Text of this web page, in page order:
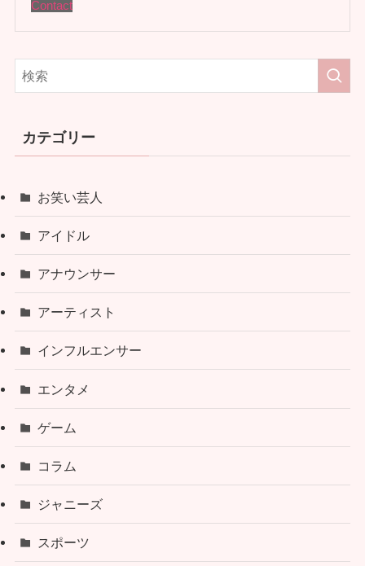
Contact
カテゴリー
お笑い芸人
アイドル
アナウンサー
アーティスト
インフルエンサー
エンタメ
ゲーム
コラム
ジャニーズ
スポーツ